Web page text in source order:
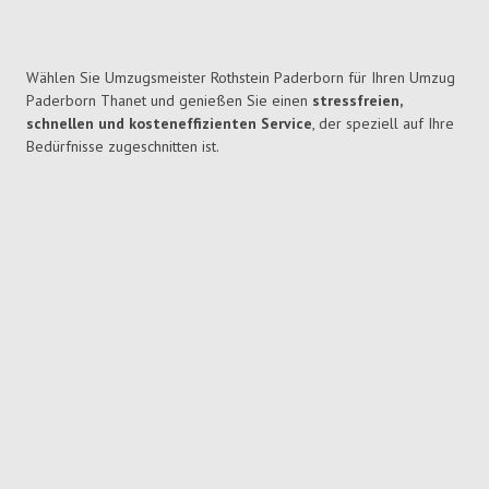
Wählen Sie Umzugsmeister Rothstein Paderborn für Ihren Umzug
Paderborn Thanet und genießen Sie einen stressfreien,
schnellen und kosteneffizienten Service, der speziell auf Ihre
Bedürfnisse zugeschnitten ist.